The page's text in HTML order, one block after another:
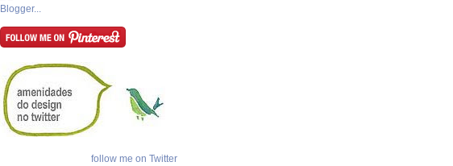
follow me on Twitter